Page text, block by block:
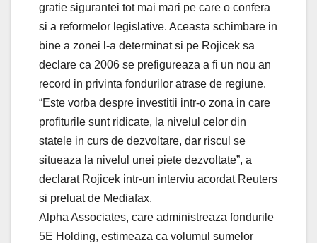
gratie sigurantei tot mai mari pe care o confera
si a reformelor legislative. Aceasta schimbare in
bine a zonei l-a determinat si pe Rojicek sa
declare ca 2006 se prefigureaza a fi un nou an
record in privinta fondurilor atrase de regiune.
“Este vorba despre investitii intr-o zona in care
profiturile sunt ridicate, la nivelul celor din
statele in curs de dezvoltare, dar riscul se
situeaza la nivelul unei piete dezvoltate”, a
declarat Rojicek intr-un interviu acordat Reuters
si preluat de Mediafax.
Alpha Associates, care administreaza fondurile
5E Holding, estimeaza ca volumul sumelor